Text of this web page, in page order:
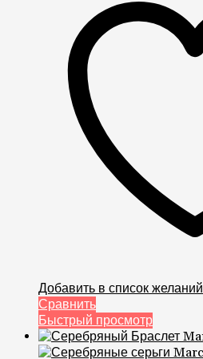
Добавить в список желаний
Сравнить
Быстрый просмотр